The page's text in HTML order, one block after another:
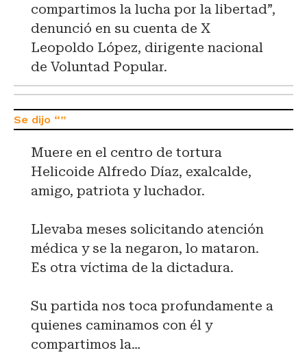
compartimos la lucha por la libertad”,
denunció en su cuenta de X
Leopoldo López, dirigente nacional
de Voluntad Popular.
Muere en el centro de tortura
Helicoide Alfredo Díaz, exalcalde,
amigo, patriota y luchador.
Llevaba meses solicitando atención
médica y se la negaron, lo mataron.
Es otra víctima de la dictadura.
Su partida nos toca profundamente a
quienes caminamos con él y
compartimos la…